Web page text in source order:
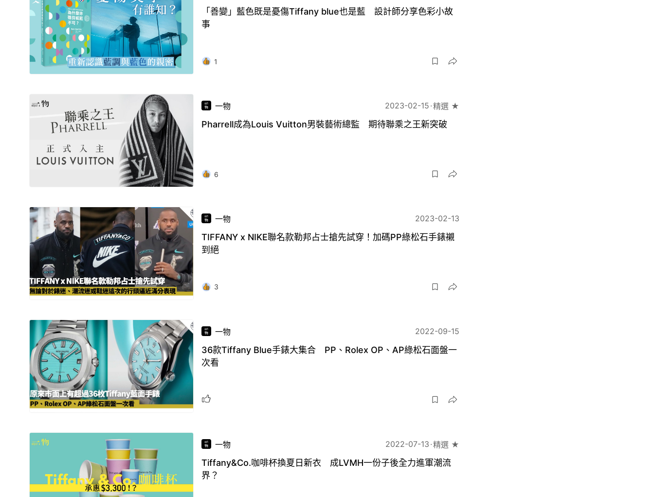
「善變」藍色既是憂傷Tiffany blue也是藍 設計師分享色彩小故
事
1
一物 2023-02-15 精選 ★
Pharrell成為Louis Vuitton男裝藝術總監 期待聯乘之王新突破
6
一物 2023-02-13
TIFFANY x NIKE聯名款勒邦占士搶先試穿！加碼PP綠松石手錶襯
到絕
3
一物 2022-09-15
36款Tiffany Blue手錶大集合 PP、Rolex OP、AP綠松石面盤一
次看
一物 2022-07-13 精選 ★
Tiffany&Co.咖啡杯換夏日新衣 成LVMH一份子後全力進軍潮流
界？